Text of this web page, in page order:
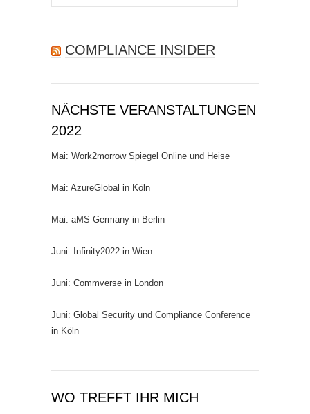
nach:
COMPLIANCE INSIDER
NÄCHSTE VERANSTALTUNGEN
2022
Mai: Work2morrow Spiegel Online und Heise
Mai: AzureGlobal in Köln
Mai: aMS Germany in Berlin
Juni: Infinity2022 in Wien
Juni: Commverse in London
Juni: Global Security und Compliance Conference
in Köln
WO TREFFT IHR MICH